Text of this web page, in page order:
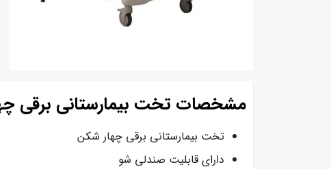
مشخصات تخت بیمارستانی برقی چهار
تخت بیمارستانی برقی چهار شکن
دارای قابلیت صندلی شو